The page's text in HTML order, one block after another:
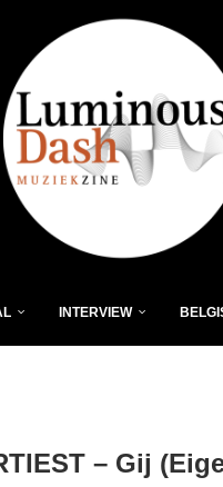
INTERVIEW
– Gij